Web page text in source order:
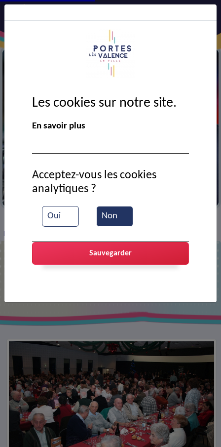
VIE MUNICIPALE > Ressources documentaires
Repas des anciens
Les cookies sur notre site.
En savoir plus
Oui Non
Acceptez-vous les cookies
analytiques ?
Sauvegarder